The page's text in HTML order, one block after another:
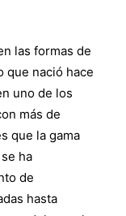
las formas de
que nació hace
uno de los
más de
que la gama
ha
de
hasta